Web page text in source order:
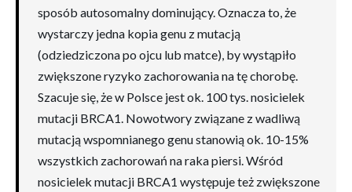
sposób autosomalny dominujący. Oznacza to, że
wystarczy jedna kopia genu z mutacją
(odziedziczona po ojcu lub matce), by wystąpiło
zwiększone ryzyko zachorowania na tę chorobę.
Szacuje się, że w Polsce jest ok. 100 tys. nosicielek
mutacji BRCA1. Nowotwory związane z wadliwą
mutacją wspomnianego genu stanowią ok. 10-15%
wszystkich zachorowań na raka piersi. Wśród
nosicielek mutacji BRCA1 występuje też zwiększone